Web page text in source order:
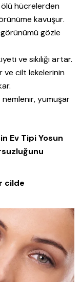
hücrelerden
kavuşur.
gözle
ve sıkılığı artar.
ve cilt lekelerinin
nemlenir, yumuşar
Ev Tipi Yosun
cilde